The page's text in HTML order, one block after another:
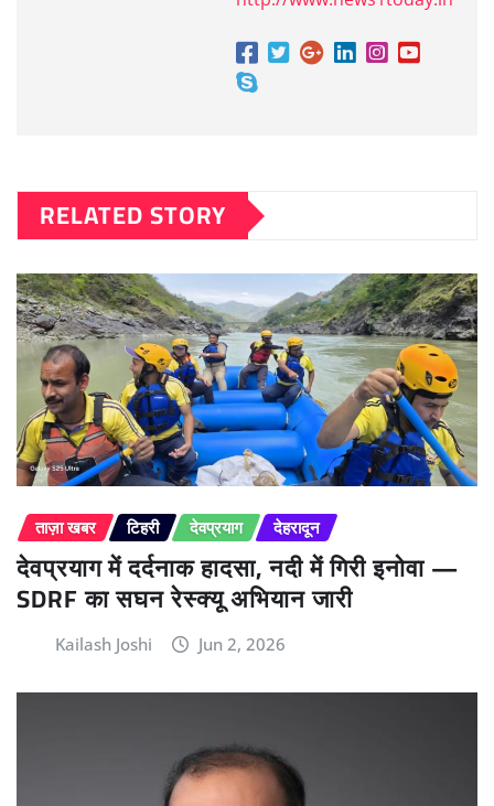
RELATED STORY
ताज़ा खबर टिहरी देवप्रयाग देहरादून
देवप्रयाग में दर्दनाक हादसा, नदी में गिरी इनोवा —
SDRF का सघन रेस्क्यू अभियान जारी
Kailash Joshi Jun 2, 2026